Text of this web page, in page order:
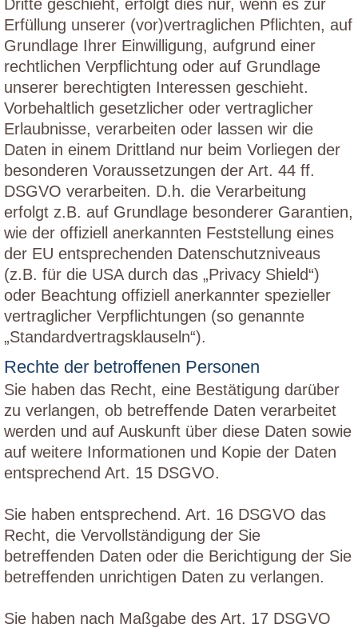
Dritte geschieht, erfolgt dies nur, wenn es zur
Erfüllung unserer (vor)vertraglichen Pflichten, auf
Grundlage Ihrer Einwilligung, aufgrund einer
rechtlichen Verpflichtung oder auf Grundlage
unserer berechtigten Interessen geschieht.
Vorbehaltlich gesetzlicher oder vertraglicher
Erlaubnisse, verarbeiten oder lassen wir die
Daten in einem Drittland nur beim Vorliegen der
besonderen Voraussetzungen der Art. 44 ff.
DSGVO verarbeiten. D.h. die Verarbeitung
erfolgt z.B. auf Grundlage besonderer Garantien,
wie der offiziell anerkannten Feststellung eines
der EU entsprechenden Datenschutzniveaus
(z.B. für die USA durch das „Privacy Shield“)
oder Beachtung offiziell anerkannter spezieller
vertraglicher Verpflichtungen (so genannte
„Standardvertragsklauseln“).
Rechte der betroffenen Personen
Sie haben das Recht, eine Bestätigung darüber
zu verlangen, ob betreffende Daten verarbeitet
werden und auf Auskunft über diese Daten sowie
auf weitere Informationen und Kopie der Daten
entsprechend Art. 15 DSGVO.
Sie haben entsprechend. Art. 16 DSGVO das
Recht, die Vervollständigung der Sie
betreffenden Daten oder die Berichtigung der Sie
betreffenden unrichtigen Daten zu verlangen.
Sie haben nach Maßgabe des Art. 17 DSGVO